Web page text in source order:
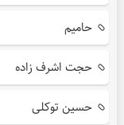
حامیم
حجت اشرف زاده
حسین توکلی